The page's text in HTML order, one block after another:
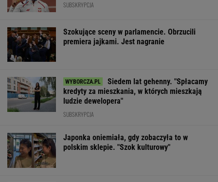
SUBSKRYPCJA
Szokujące sceny w parlamencie. Obrzucili
premiera jajkami. Jest nagranie
Siedem lat gehenny. "Spłacamy
kredyty za mieszkania, w których mieszkają
ludzie dewelopera"
SUBSKRYPCJA
Japonka oniemiała, gdy zobaczyła to w
polskim sklepie. "Szok kulturowy"